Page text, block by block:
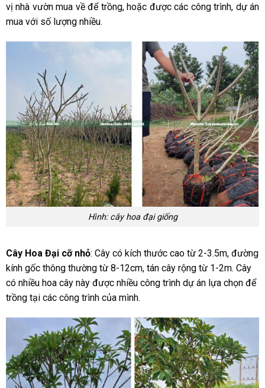
vị nhà vườn mua về để trồng, hoặc được các công trình, dự án
mua với số lượng nhiều.
Hình: cây hoa đại giống
Cây Hoa Đại cỡ nhỏ: Cây có kích thước cao từ 2-3.5m, đường
kính gốc thông thường từ 8-12cm, tán cây rộng từ 1-2m. Cây
có nhiều hoa cây này được nhiều công trình dự án lựa chọn để
trồng tại các công trình của mình.